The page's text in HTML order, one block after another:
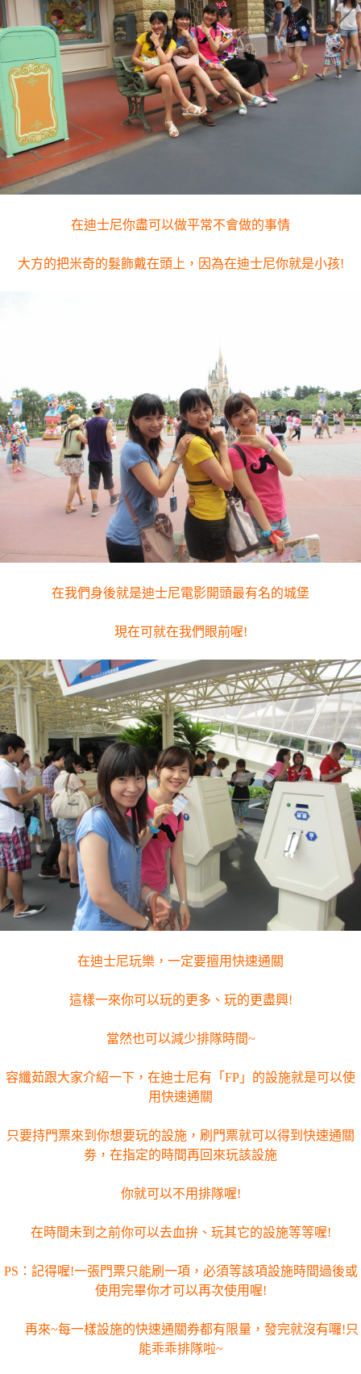
在迪士尼你盡可以做平常不會做的事情
大方的把米奇的髮飾戴在頭上，因為在迪士尼你就是小孩!
在我們身後就是迪士尼電影開頭最有名的城堡
現在可就在我們眼前喔!
在迪士尼玩樂，一定要擅用快速通關
這樣一來你可以玩的更多、玩的更盡興!
當然也可以減少排隊時間~
容纖茹跟大家介紹一下，在迪士尼有「FP」的設施就是可以使
用快速通關
只要持門票來到你想要玩的設施，刷門票就可以得到快速通關
劵，在指定的時間再回來玩該設施
你就可以不用排隊喔!
在時間未到之前你可以去血拚、玩其它的設施等等喔!
PS：記得喔!一張門票只能刷一項，必須等該項設施時間過後或
使用完畢你才可以再次使用喔!
再來~每一樣設施的快速通關券都有限量，發完就沒有囉!只
能乖乖排隊啦~